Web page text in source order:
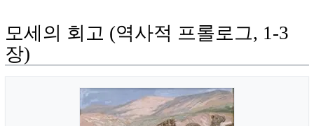
모세의 회고 (역사적 프롤로그, 1-3
장)